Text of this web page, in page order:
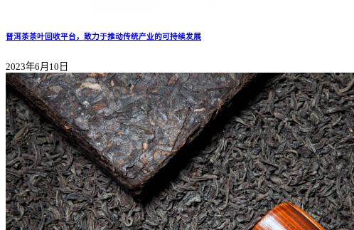
普洱茶茶叶回收平台，致力于推动传统产业的可持续发展
2023年6月10日